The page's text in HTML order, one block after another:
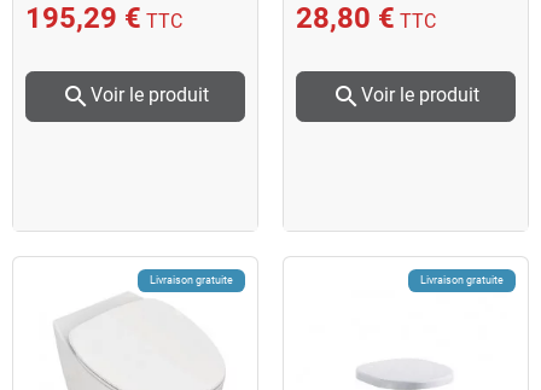
195,29 € TTC
search Voir le produit
28,80 € TTC
search Voir le produit
Livraison gratuite Livraison gratuite